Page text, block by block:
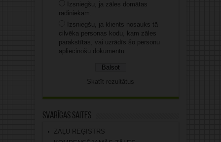
Izsniegšu, ja zāles domātas
radiniekam.
Izsniegšu, ja klients nosauks tā
cilvēka personas kodu, kam zāles
parakstītas, vai uzrādīs šo personu
apliecinošu dokumentu.
Skatīt rezultātus
Svarīgas saites
ZĀĻU REĢISTRS